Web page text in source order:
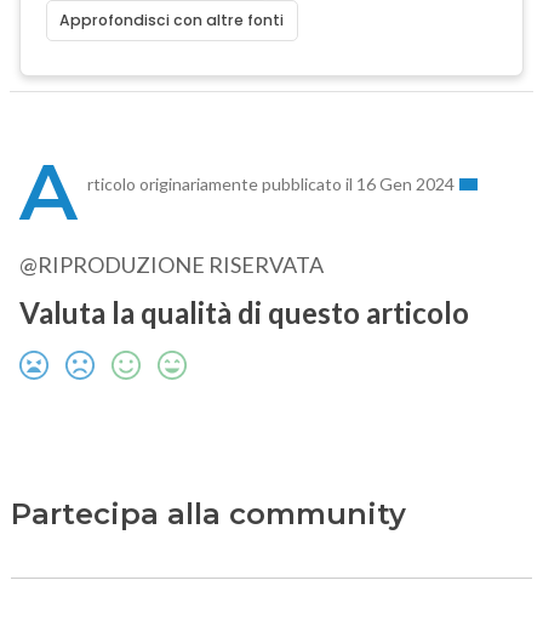
Approfondisci con altre fonti
A rticolo originariamente pubblicato il 16 Gen 2024
@RIPRODUZIONE RISERVATA
Valuta la qualità di questo articolo
Partecipa alla community